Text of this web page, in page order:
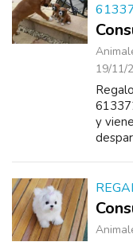
19/11/
y